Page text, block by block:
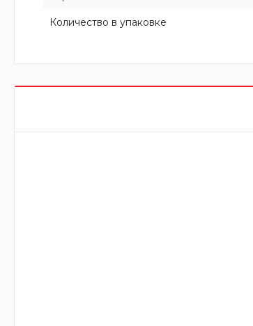
Количество в упаковке